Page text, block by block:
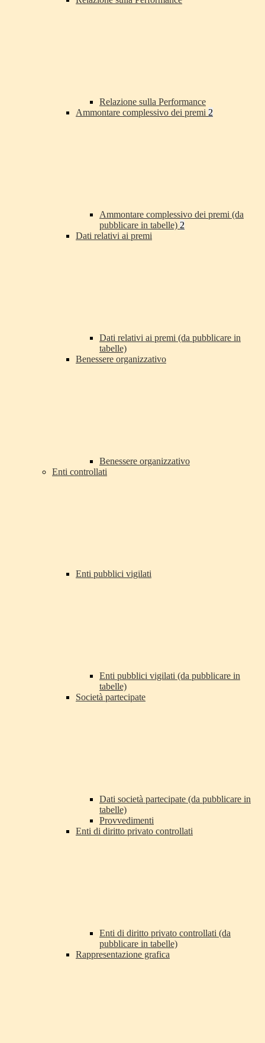
Relazione sulla Performance
Ammontare complessivo dei premi 2
Ammontare complessivo dei premi (da
pubblicare in tabelle) 2
Dati relativi ai premi
Dati relativi ai premi (da pubblicare in
tabelle)
Benessere organizzativo
Benessere organizzativo
Enti controllati
Enti pubblici vigilati
Enti pubblici vigilati (da pubblicare in
tabelle)
Società partecipate
Dati società partecipate (da pubblicare in
tabelle)
Provvedimenti
Enti di diritto privato controllati
Enti di diritto privato controllati (da
pubblicare in tabelle)
Rappresentazione grafica